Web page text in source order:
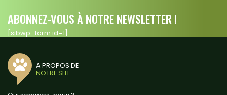
ABONNEZ-VOUS À NOTRE NEWSLETTER !
[sibwp_form id=1]
A PROPOS DE
NOTRE SITE